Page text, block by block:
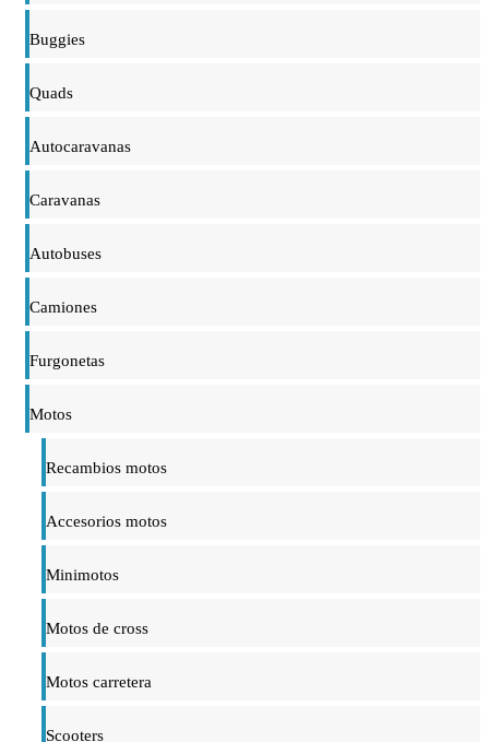
Buggies
Quads
Autocaravanas
Caravanas
Autobuses
Camiones
Furgonetas
Motos
Recambios motos
Accesorios motos
Minimotos
Motos de cross
Motos carretera
Scooters